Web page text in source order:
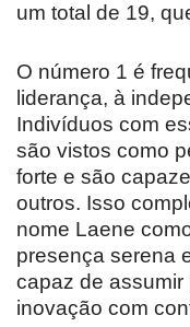
um total de 19,
O número 1 é
liderança, à
Indivíduos com
são vistos como
forte e são
outros. Isso
nome Laene
presença serena
capaz de
inovação com